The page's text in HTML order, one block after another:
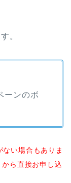
。
ーンのボ
い場合もありま
ら直接お申し込